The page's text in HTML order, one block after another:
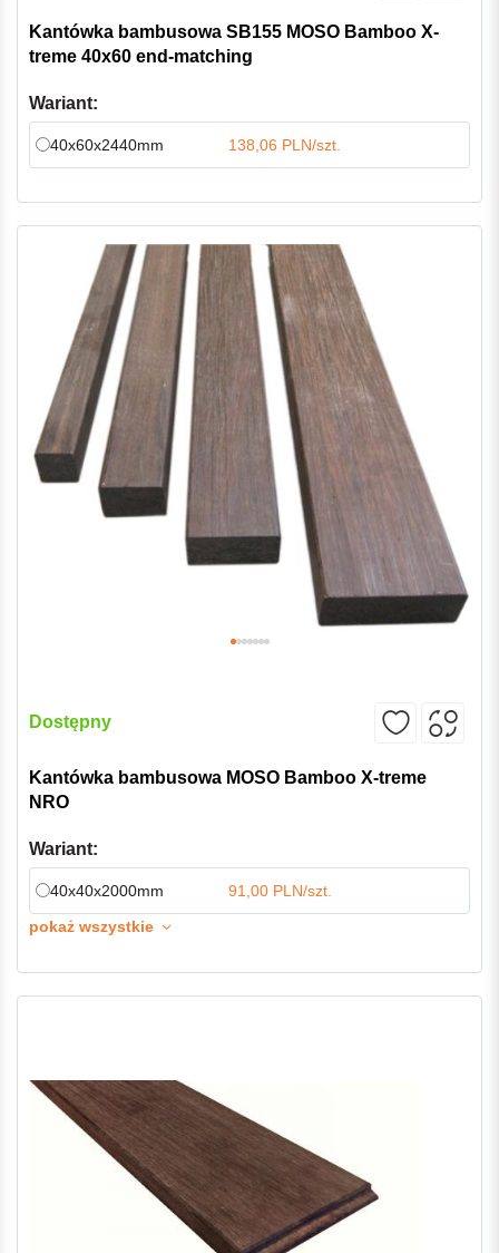
Kantówka bambusowa SB155 MOSO Bamboo X-
treme 40x60 end-matching
Wariant:
40x60x2440mm 138,06 PLN/szt.
Dostępny
Kantówka bambusowa MOSO Bamboo X-treme
NRO
Wariant:
40x40x2000mm
91,00 PLN/szt.
pokaż wszystkie